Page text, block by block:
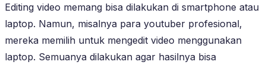
Editing video memang bisa dilakukan di smartphone atau
laptop. Namun, misalnya para youtuber profesional,
mereka memilih untuk mengedit video menggunakan
laptop. Semuanya dilakukan agar hasilnya bisa